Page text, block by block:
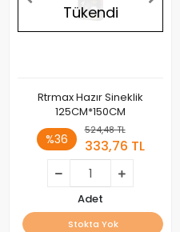
Tükendi
Rtrmax Hazır Sineklik
125CM*150CM
%36
524,48 TL
333,76 TL
Adet
Stokta Yok